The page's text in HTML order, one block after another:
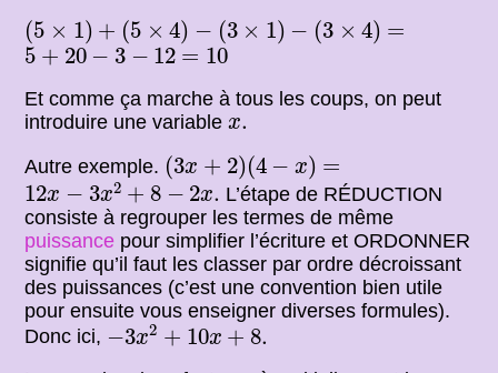
(5 × 1) + (5 × 4) − (3 × 1) − (3 × 4)
(5 × )+ 5 ×4 − 3× −( 3 4) =
=
5 + 20 − 3 − 12
5 + 20− −12 = 10
= 10
Et comme ça marche à tous les coups, on peut
introduire une variablex.
x
Autre exemple. (3x + 2)(4 − x)
(3 +2 )(4− =
=
12x − 3x2 + 8 − 2x.
12x− 3x2+8−2x.
L’étape de RÉDUCTION
consiste à regrouper les termes de même
puissance pour simplifier l’écriture et ORDONNER
signifie qu’il faut les classer par ordre décroissant
des puissances (c’est une convention bien utile
pour ensuite vous enseigner diverses formules).
Donc ici, −3x2 + 10x + 8.
−3x2+10x+8.